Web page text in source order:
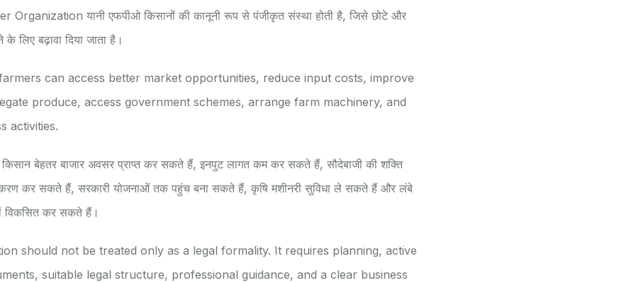
यानी एफपीओ किसानों की कानूनी रूप से पंजीकृत संस्था होती है, जिसे छोटे और
लिए बढ़ावा दिया जाता है।
can access better market opportunities, reduce input costs, improve
produce, access government schemes, arrange farm machinery, and
activities.
बेहतर बाजार अवसर प्राप्त कर सकते हैं, इनपुट लागत कम कर सकते हैं, सौदेबाजी की शक्ति
कर सकते हैं, सरकारी योजनाओं तक पहुंच बना सकते हैं, कृषि मशीनरी सुविधा ले सकते हैं और लंबे
विकसित कर सकते हैं।
should not be treated only as a legal formality. It requires planning, active
suitable legal structure, professional guidance, and a clear business